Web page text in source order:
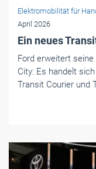
Elektromobilität für
April 2026
Ein neues
Ford erweitert
City: Es handelt
Transit Courier und